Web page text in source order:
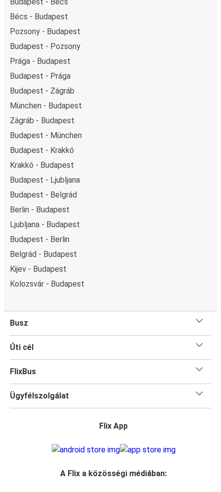
Bécs - Budapest
Pozsony - Budapest
Budapest - Pozsony
Prága - Budapest
Budapest - Prága
Budapest - Zágráb
München - Budapest
Zágráb - Budapest
Budapest - München
Budapest - Krakkó
Krakkó - Budapest
Budapest - Ljubljana
Budapest - Belgrád
Berlin - Budapest
Ljubljana - Budapest
Budapest - Berlin
Belgrád - Budapest
Kijev - Budapest
Kolozsvár - Budapest
Busz
Úti cél
FlixBus
Ügyfélszolgálat
Flix App
A Flix a közösségi médiában: